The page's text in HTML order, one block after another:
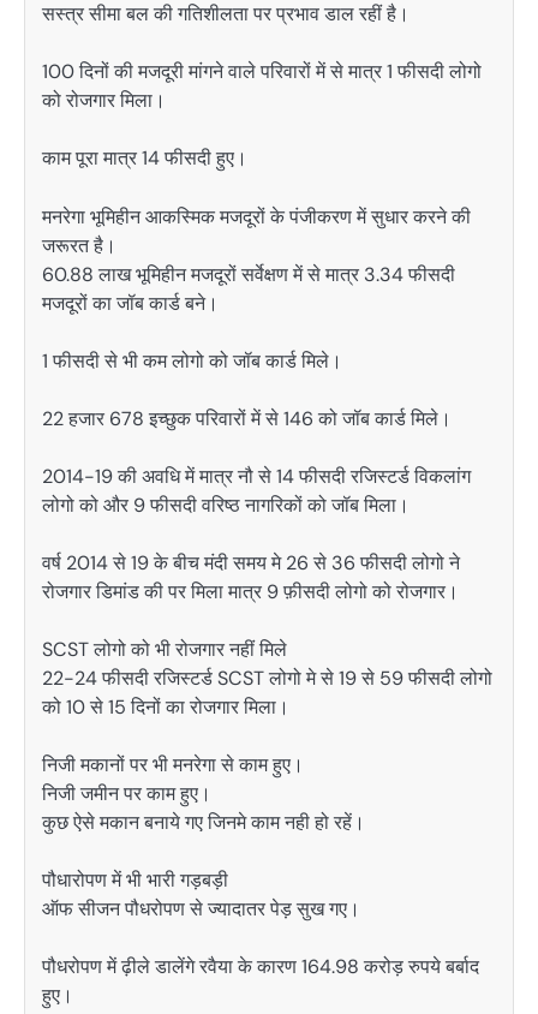
सस्त्र सीमा बल की गतिशीलता पर प्रभाव डाल रहीं है।
100 दिनों की मजदूरी मांगने वाले परिवारों में से मात्र 1 फीसदी लोगो
को रोजगार मिला।
काम पूरा मात्र 14 फीसदी हुए।
मनरेगा भूमिहीन आकस्मिक मजदूरों के पंजीकरण में सुधार करने की
जरूरत है।
60.88 लाख भूमिहीन मजदूरों सर्वेक्षण में से मात्र 3.34 फीसदी
मजदूरों का जॉब कार्ड बने।
1 फीसदी से भी कम लोगो को जॉब कार्ड मिले।
22 हजार 678 इच्छुक परिवारों में से 146 को जॉब कार्ड मिले।
2014-19 की अवधि में मात्र नौ से 14 फीसदी रजिस्टर्ड विकलांग
लोगो को और 9 फीसदी वरिष्ठ नागरिकों को जॉब मिला।
वर्ष 2014 से 19 के बीच मंदी समय मे 26 से 36 फीसदी लोगो ने
रोजगार डिमांड की पर मिला मात्र 9 फ़ीसदी लोगो को रोजगार।
SCST लोगो को भी रोजगार नहीं मिले
22-24 फीसदी रजिस्टर्ड SCST लोगो मे से 19 से 59 फीसदी लोगो
को 10 से 15 दिनों का रोजगार मिला।
निजी मकानों पर भी मनरेगा से काम हुए।
निजी जमीन पर काम हुए।
कुछ ऐसे मकान बनाये गए जिनमे काम नही हो रहें।
पौधारोपण में भी भारी गड़बड़ी
ऑफ सीजन पौधरोपण से ज्यादातर पेड़ सुख गए।
पौधरोपण में ढ़ीले डालेंगे रवैया के कारण 164.98 करोड़ रुपये बर्बाद
हुए।